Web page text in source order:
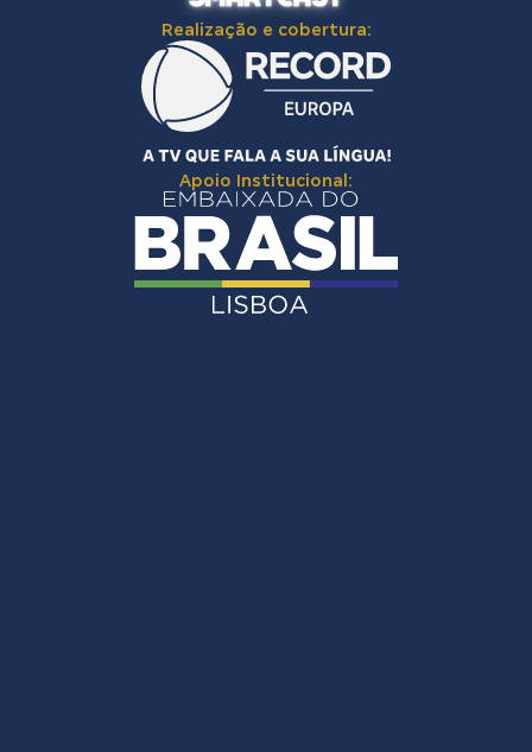
Realização e cobertura:
Apoio Institucional: